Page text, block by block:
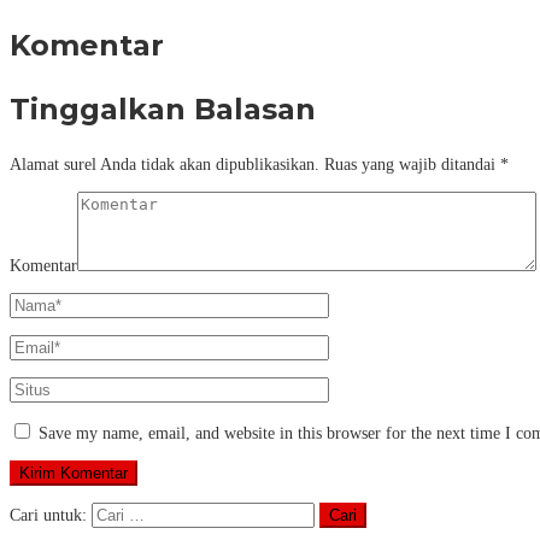
Komentar
Tinggalkan Balasan
Alamat surel Anda tidak akan dipublikasikan. Ruas yang wajib ditandai *
Komentar
Save my name, email, and website in this browser for the next time I
Cari untuk: